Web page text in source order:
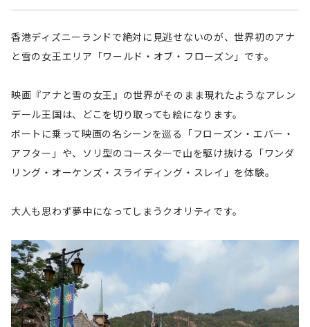
香港ディズニーランドで絶対に見逃せないのが、世界初のアナ
と雪の女王エリア「ワールド・オブ・フローズン」です。
映画『アナと雪の女王』の世界がそのまま現れたようなアレン
デール王国は、どこを切り取っても絵になります。
ボートに乗って映画の名シーンを巡る「フローズン・エバー・
アフター」や、ソリ型のコースターで山を駆け抜ける「ワンダ
リング・オーケンズ・スライディング・スレイ」を体験。
大人も思わず夢中になってしまうクオリティです。